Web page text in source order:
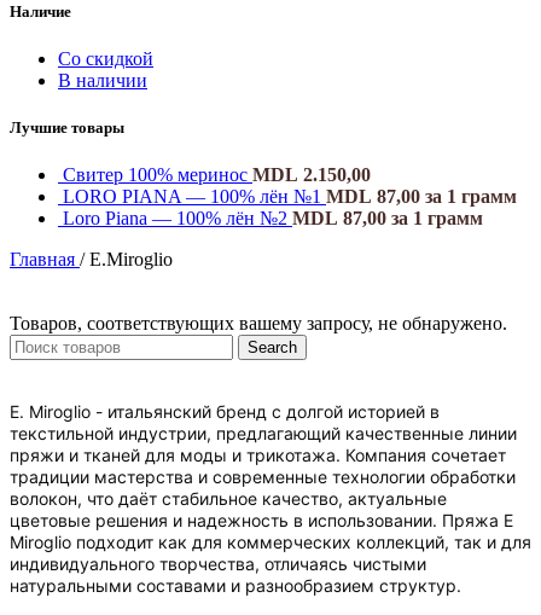
Наличие
Со скидкой
В наличии
Лучшие товары
Свитер 100% меринос MDL 2.150,00
LORO PIANA — 100% лён №1 MDL 87,00 за 1 грамм
Loro Piana — 100% лён №2 MDL 87,00 за 1 грамм
Главная / E.Miroglio
Товаров, соответствующих вашему запросу, не обнаружено.
Search
E. Miroglio - итальянский бренд с долгой историей в
текстильной индустрии, предлагающий качественные линии
пряжи и тканей для моды и трикотажа. Компания сочетает
традиции мастерства и современные технологии обработки
волокон, что даёт стабильное качество, актуальные
цветовые решения и надежность в использовании. Пряжа E
Miroglio подходит как для коммерческих коллекций, так и для
индивидуального творчества, отличаясь чистыми
натуральными составами и разнообразием структур.